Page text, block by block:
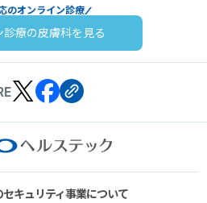
のオンライン診療
診療の皮膚科を見る
キュリティ事業について